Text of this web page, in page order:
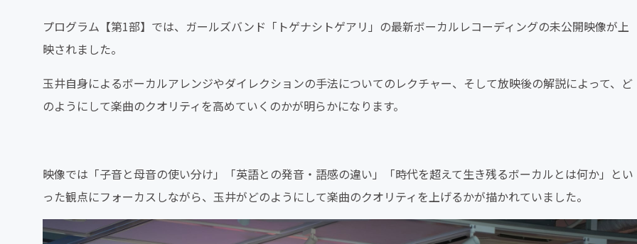
プログラム【第1部】では、ガールズバンド「トゲナシトゲアリ」の最新ボーカルレコーディングの未公開映像が上
映されました。
玉井自身によるボーカルアレンジやダイレクションの手法についてのレクチャー、そして放映後の解説によって、ど
のようにして楽曲のクオリティを高めていくのかが明らかになります。
映像では「子音と母音の使い分け」「英語との発音・語感の違い」「時代を超えて生き残るボーカルとは何か」とい
った観点にフォーカスしながら、玉井がどのようにして楽曲のクオリティを上げるかが描かれていました。